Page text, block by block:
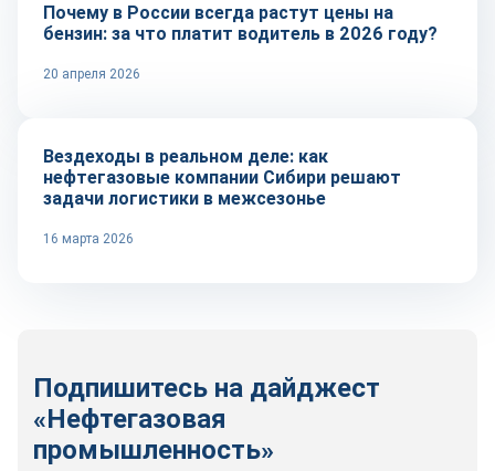
Почему в России всегда растут цены на
бензин: за что платит водитель в 2026 году?
20 апреля 2026
Рынок
Вездеходы в реальном деле: как
нефтегазовые компании Сибири решают
задачи логистики в межсезонье
16 марта 2026
Подпишитесь на дайджест
«Нефтегазовая
промышленность»